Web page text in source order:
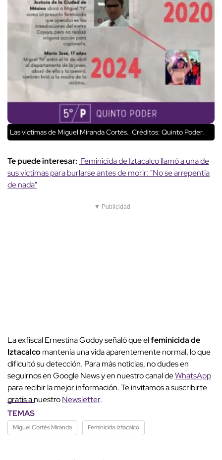
Las víctimas de Miguel Miranda Cortés. Créditos: Quinto Poder.
Te puede interesar: Feminicida de Iztacalco llamó a una de
sus víctimas para burlarse antes de morir: "No se arrepentía
de nada"
▼ Publicidad
La exfiscal Ernestina Godoy señaló que elfeminicida de
Iztacalcomantenía una vida aparentemente normal, lo que
dificultó su detección. Para más noticias, no dudes en
seguirnos en Google News y en nuestro canal deWhatsApp
para recibir la mejor información. Te invitamos a suscribirte
gratis a nuestroNewsletter.
TEMAS
Miguel Cortés Miranda Feminicida Iztacalco